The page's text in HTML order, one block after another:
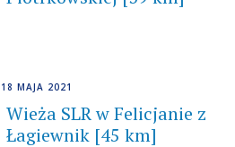
18 MAJA 2021
Wieża SLR w Felicjanie z
Łagiewnik [45 km]